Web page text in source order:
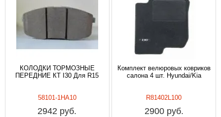
КОЛОДКИ ТОРМОЗНЫЕ
ПЕРЕДНИЕ КТ I30 Для R15
58101-1HA10
2942 руб.
Комплект велюровых ковриков
салона 4 шт. Hyundai/Kia
R81402L100
2900 руб.